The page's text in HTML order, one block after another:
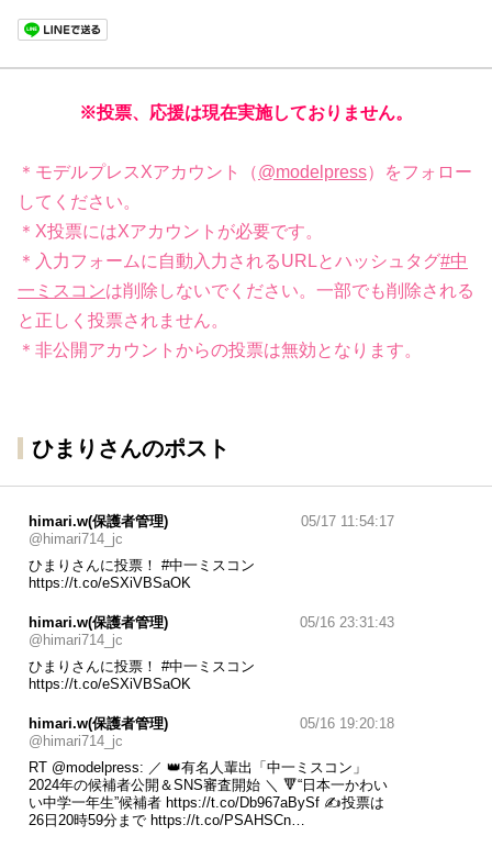
※投票、応援は現在実施しておりません。
＊モデルプレスXアカウント（@modelpress）をフォロー
してください。
＊X投票にはXアカウントが必要です。
＊入力フォームに自動入力されるURLとハッシュタグ#中
一ミスコンは削除しないでください。一部でも削除される
と正しく投票されません。
＊非公開アカウントからの投票は無効となります。
ひまりさんのポスト
himari.w(保護者管理)
@himari714_jc
05/17 11:54:17
ひまりさんに投票！ #中一ミスコン
https://t.co/eSXiVBSaOK
himari.w(保護者管理)
@himari714_jc
05/16 23:31:43
ひまりさんに投票！ #中一ミスコン
https://t.co/eSXiVBSaOK
himari.w(保護者管理)
@himari714_jc
05/16 19:20:18
RT @modelpress: ／ 👑有名人輩出「中一ミスコン」
2024年の候補者公開＆SNS審査開始 ＼ 🔻“日本一かわい
い中学一年生”候補者 https://t.co/Db967aBySf ✍投票は
26日20時59分まで https://t.co/PSAHSCn